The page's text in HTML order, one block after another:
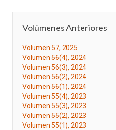
Volúmenes Anteriores
Volumen 57, 2025
Volumen 56(4), 2024
Volumen 56(3), 2024
Volumen 56(2), 2024
Volumen 56(1), 2024
Volumen 55(4), 2023
Volumen 55(3), 2023
Volumen 55(2), 2023
Volumen 55(1), 2023